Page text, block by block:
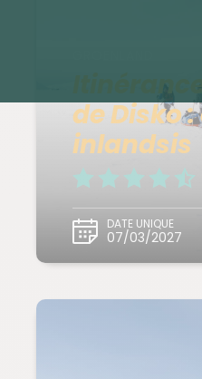
de Disko
inlandsis
DATE UNIQUE
07/03/2027